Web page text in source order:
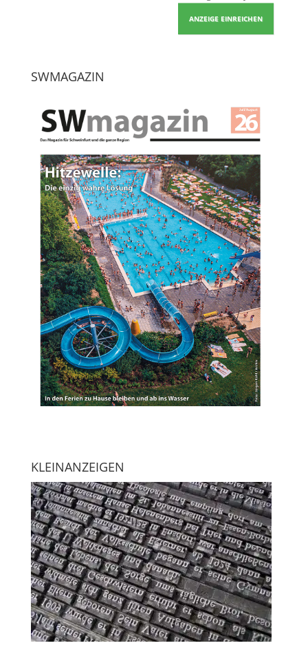
ANZEIGE EINREICHEN
SWMAGAZIN
KLEINANZEIGEN